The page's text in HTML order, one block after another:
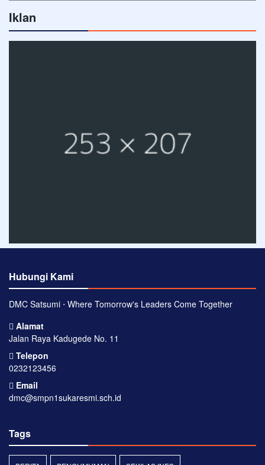
Iklan
Hubungi Kami
DMC Satsumi ⋅ Where Tomorrow's Leaders Come Together
Alamat
Jalan Raya Kadugede No. 11
Telepon
0232123456
Email
dmc@smpn1sukaresmi.sch.id
Tags